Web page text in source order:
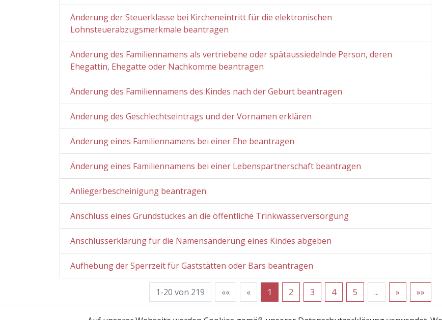
Änderung der Steuerklasse bei Kircheneintritt für die elektronischen
Lohnsteuerabzugsmerkmale beantragen
Änderung des Familiennamens als vertriebene oder spätaussiedelnde Person, deren
Ehegattin, Ehegatte oder Nachkomme beantragen
Änderung des Familiennamens des Kindes nach der Geburt beantragen
Änderung des Geschlechtseintrags und der Vornamen erklären
Änderung eines Familiennamens bei einer Ehe beantragen
Änderung eines Familiennamens bei einer Lebenspartnerschaft beantragen
Anliegerbescheinigung beantragen
Anschluss eines Grundstückes an die öffentliche Trinkwasserversorgung
Anschlusserklärung für die Namensänderung eines Kindes abgeben
Aufhebung der Sperrzeit für Gaststätten oder Bars beantragen
1-20 von 219 «« « 1 2 3 4 5 ... » »»